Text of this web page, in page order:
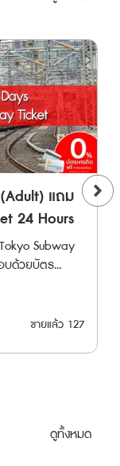
การคืนเงิน •
นวนวันที่กำหนด
น ต้องใช้ติดต่อ
รถไฟที่
D&S Trains
/
นพื้นที่ที่กำหนด •
ทุกขบวน
เฉพาะช่วง
Kyushu
อดเส้นทาง
ม่สามารถใช้กับ
Miyazaki,
Train) *
(Adult) แถม
24 Hours
Subway
ที่ให้คุณเดิน
มิภาคคันโต และ
ทั้ง 4 สาย
ขายแล้ว 127
ดูทั้งหมด